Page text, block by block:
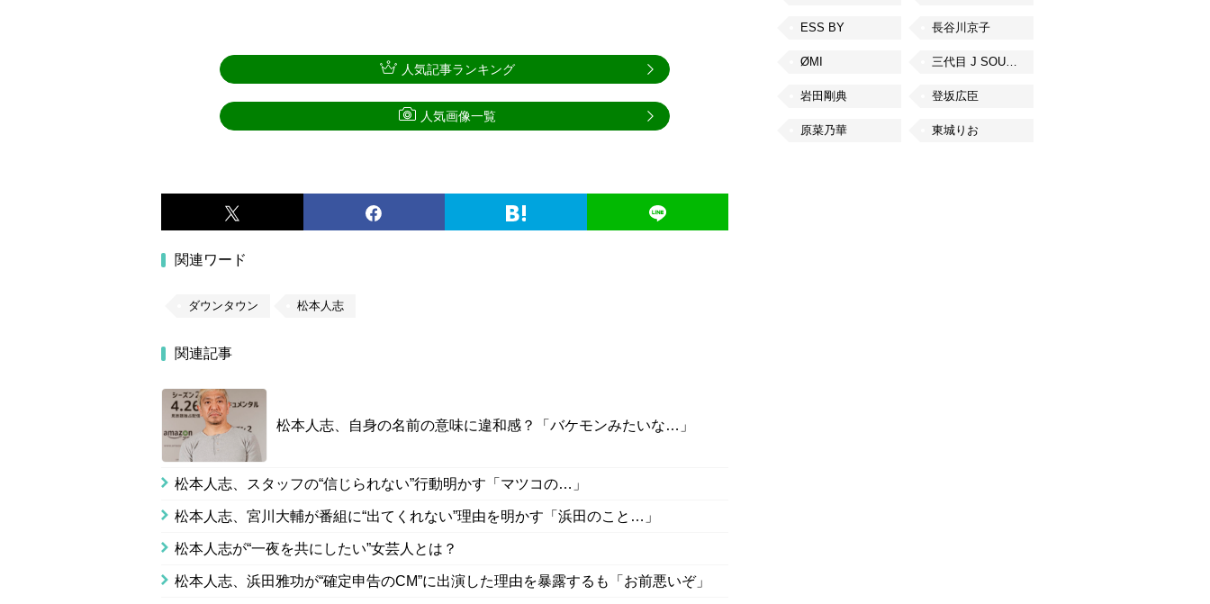
関連ワード
ダウンタウン 松本人志
関連記事
松本人志、自身の名前の意味に違和感？「バケモンみたいな…」
松本人志、スタッフの“信じられない”行動明かす「マツコの…」
松本人志、宮川大輔が番組に“出てくれない”理由を明かす「浜田のこと…」
松本人志が“一夜を共にしたい”女芸人とは？
松本人志、浜田雅功が“確定申告のCM”に出演した理由を暴露するも「お前悪いぞ」
人気記事ランキング
人気画像一覧
ESS BY 長谷川京子
ØMI 三代目 J SOUL BROTHERS from EXILE TRIBE
岩田剛典 登坂広臣
原菜乃華 東城りお